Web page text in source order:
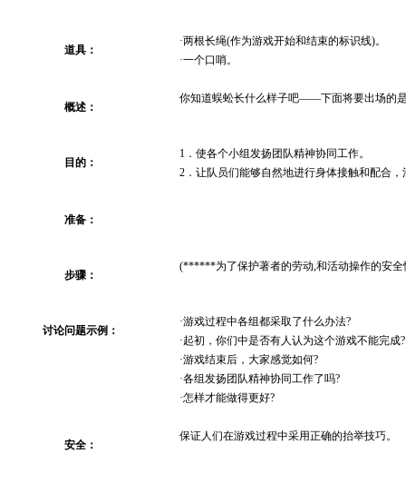
道具：
·两根长绳(作为游戏开始和结束的标识线)。
·一个口哨。
概述：
你知道蜈蚣长什么样子吧——下面将要出场的是
目的：
1．使各个小组发扬团队精神协同工作。
2．让队员们能够自然地进行身体接触和配合，
准备：
步骤：
(******为了保护著者的劳动,和活动操作的安全
讨论问题示例：
·游戏过程中各组都采取了什么办法?
·起初，你们中是否有人认为这个游戏不能完成?
·游戏结束后，大家感觉如何?
·各组发扬团队精神协同工作了吗?
·怎样才能做得更好?
安全：
保证人们在游戏过程中采用正确的抬举技巧。